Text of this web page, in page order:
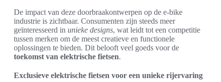
De impact van deze doorbraakontwerpen op de e-bike
industrie is zichtbaar. Consumenten zijn steeds meer
geïnteresseerd in unieke designs, wat leidt tot een competitie
tussen merken om de meest creatieve en functionele
oplossingen te bieden. Dit belooft veel goeds voor de
toekomst van elektrische fietsen.
Exclusieve elektrische fietsen voor een unieke rijervaring